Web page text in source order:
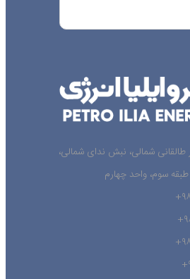
طالقانی شمالی، نبش ندای شمالی،
سوم، واحد چهارم